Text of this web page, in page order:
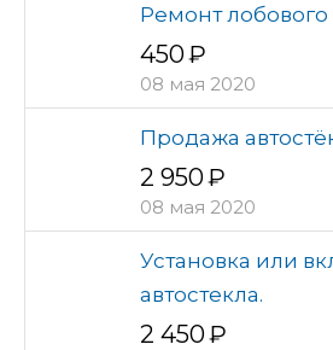
Ремонт лобового
450
08 мая 2020
Продажа
2 950
08 мая 2020
Установка или
автостекла.
2 450